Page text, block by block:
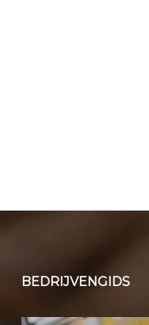
BEDRIJVENGIDS